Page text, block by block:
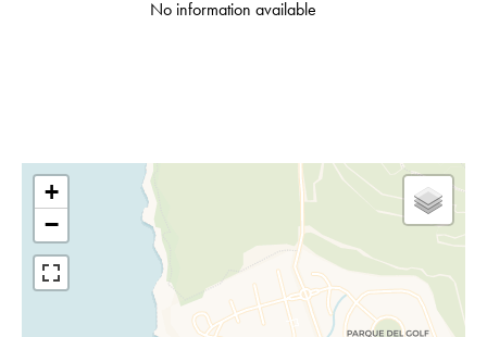
No information available
+
−